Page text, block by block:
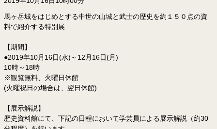
馬ヶ岳城をはじめとする中世の山城と武士の歴史を約１５０点の資
料で紹介する特別展
【期間】
●2019年10月16日(水)～12月16日(月)
10時～18時
※観覧無料、火曜日休館
(火曜祝日の場合は、翌日休館)
【展示解説】
歴史資料館にて、下記の日程において学芸員による展示解説（約30